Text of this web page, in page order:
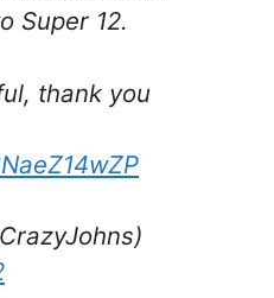
Super 12.
thank you